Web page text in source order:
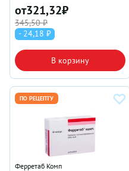
от321,32₽
345,50 ₽
- 24,18 ₽
В корзину
ПО РЕЦЕПТУ
Ферретаб Комп